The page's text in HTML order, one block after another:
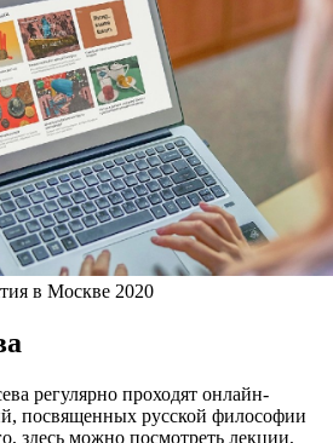
в Москве 2020
регулярно проходят онлайн-
посвященных русской философии
здесь можно посмотреть лекции,